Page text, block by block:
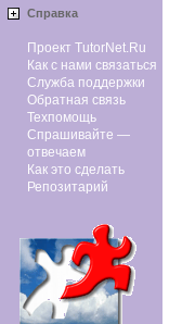
Справка
Проект TutorNet.Ru
Как с нами связаться
Служба поддержки
Обратная связь
Техпомощь
Спрашивайте —
отвечаем
Как это сделать
Репозитарий